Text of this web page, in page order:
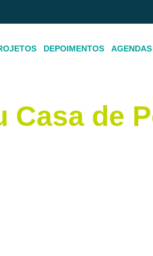
DEPOIMENTOS AGENDAS
Casa de